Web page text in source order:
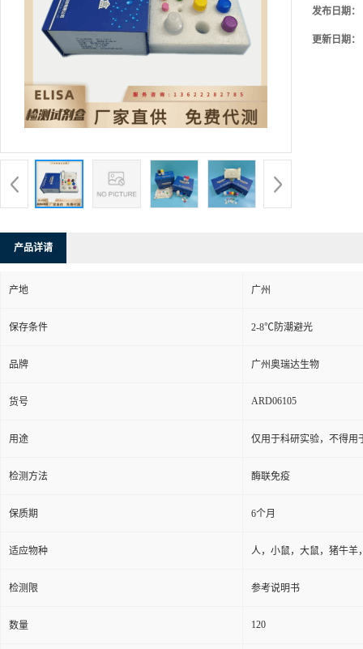
发布日期：
更新日期：
产品详请
产地 广州
保存条件 2-8℃防潮避光
品牌 广州奥瑞达生物
货号 ARD06105
用途 仅用于科研实验，不得用
检测方法 酶联免疫
保质期 6个月
适应物种 人，小鼠，大鼠，猪牛羊
检测限 参考说明书
数量 120